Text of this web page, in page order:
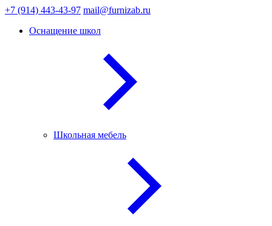
+7 (914) 443-43-97 mail@furnizab.ru
Оснащение школ
Школьная мебель